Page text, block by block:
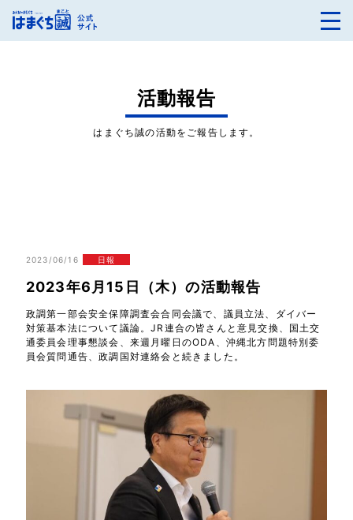
活動報告
はまぐち誠の活動をご報告します。
2023/06/16 日報
2023年6月15日（木）の活動報告
政調第一部会安全保障調査会合同会議で、議員立法、ダイバー
対策基本法について議論。JR連合の皆さんと意見交換、国土交
通委員会理事懇談会、来週月曜日のODA、沖縄北方問題特別委
員会質問通告、政調国対連絡会と続きました。